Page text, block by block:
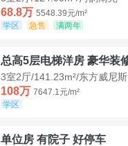
68.8万 5548.39元/m²
学区
急售 满两年
总高5层电梯洋房 豪华装
3室2厅/141.23m²/东方威尼
108万 7647.1元/m²
学区
单位房 有院子 好停车